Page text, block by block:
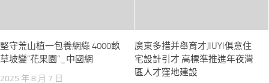
堅守荒山植一包養網綠 4000畝
草坡變“花果園”_中國網
2025 年 8 月 7 日
廣東多措并舉育才JIUYI俱意住
宅設計引才 高標準推進年夜灣
區人才窪地建設